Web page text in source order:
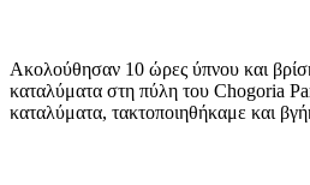
Aκολούθησαν 10 ώρες ύπνου και
καταλύματα στη πύλη του Chogoria
καταλύματα, τακτοποιηθήκαμε και